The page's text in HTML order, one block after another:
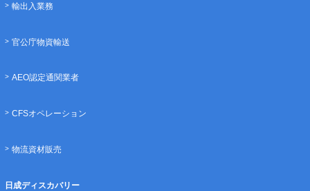
輸出入業務
官公庁物資輸送
AEO認定通関業者
CFSオペレーション
物流資材販売
日成ディスカバリー